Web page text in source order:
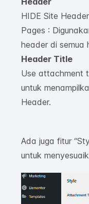
HIDE Site
Pages :
header di semua
Header Title
Use attachment
untuk
Header.
Ada juga fitur
untuk